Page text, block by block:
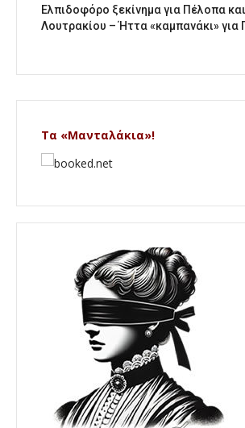
Ελπιδοφόρο ξεκίνημα για Πέλοπα
Λουτρακίου – Ήττα «καμπανάκι» για
Τα «Μανταλάκια»!